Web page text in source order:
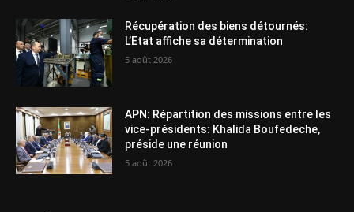
Récupération des biens détournés:
L’Etat affiche sa détermination
5 août 2026
APN: Répartition des missions entre les
vice-présidents: Khalida Boufedeche,
préside une réunion
5 août 2026